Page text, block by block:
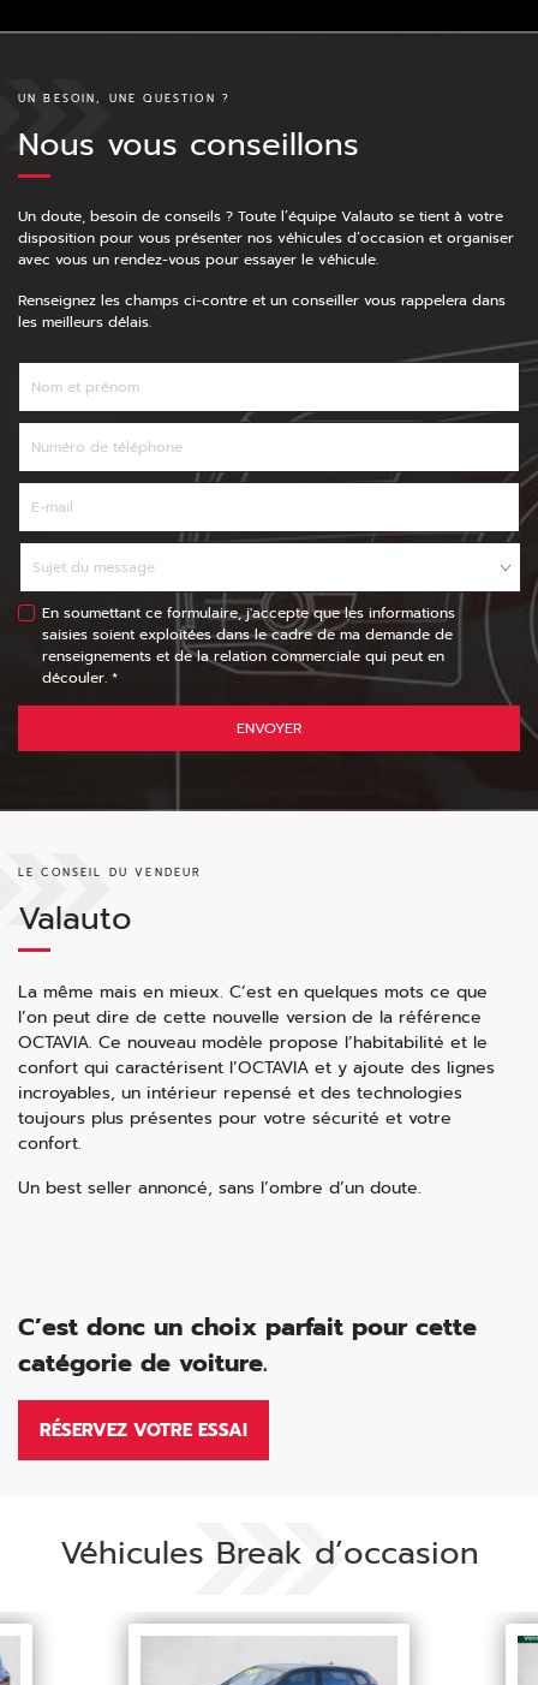
UN BESOIN, UNE QUESTION ?
Nous vous conseillons
Un doute, besoin de conseils ? Toute l’équipe Valauto se tient à votre
disposition pour vous présenter nos véhicules d’occasion et organiser
avec vous un rendez-vous pour essayer le véhicule.
Renseignez les champs ci-contre et un conseiller vous rappelera dans
les meilleurs délais.
En soumettant ce formulaire, j'accepte que les informations
saisies soient exploitées dans le cadre de ma demande de
renseignements et de la relation commerciale qui peut en
découler. *
ENVOYER
LE CONSEIL DU VENDEUR
Valauto
La même mais en mieux. C’est en quelques mots ce que
l’on peut dire de cette nouvelle version de la référence
OCTAVIA. Ce nouveau modèle propose l’habitabilité et le
confort qui caractérisent l’OCTAVIA et y ajoute des lignes
incroyables, un intérieur repensé et des technologies
toujours plus présentes pour votre sécurité et votre
confort.
Un best seller annoncé, sans l’ombre d’un doute.
C’est donc un choix parfait pour cette
catégorie de voiture.
RÉSERVEZ VOTRE ESSAI
Véhicules Break d’occasion